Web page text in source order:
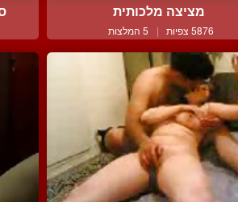
מציצה מלכותית
5876 צפיות | 5 המלצות